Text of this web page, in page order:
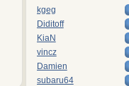
kgeg
Diditoff
KiaN
vincz
Damien
subaru64